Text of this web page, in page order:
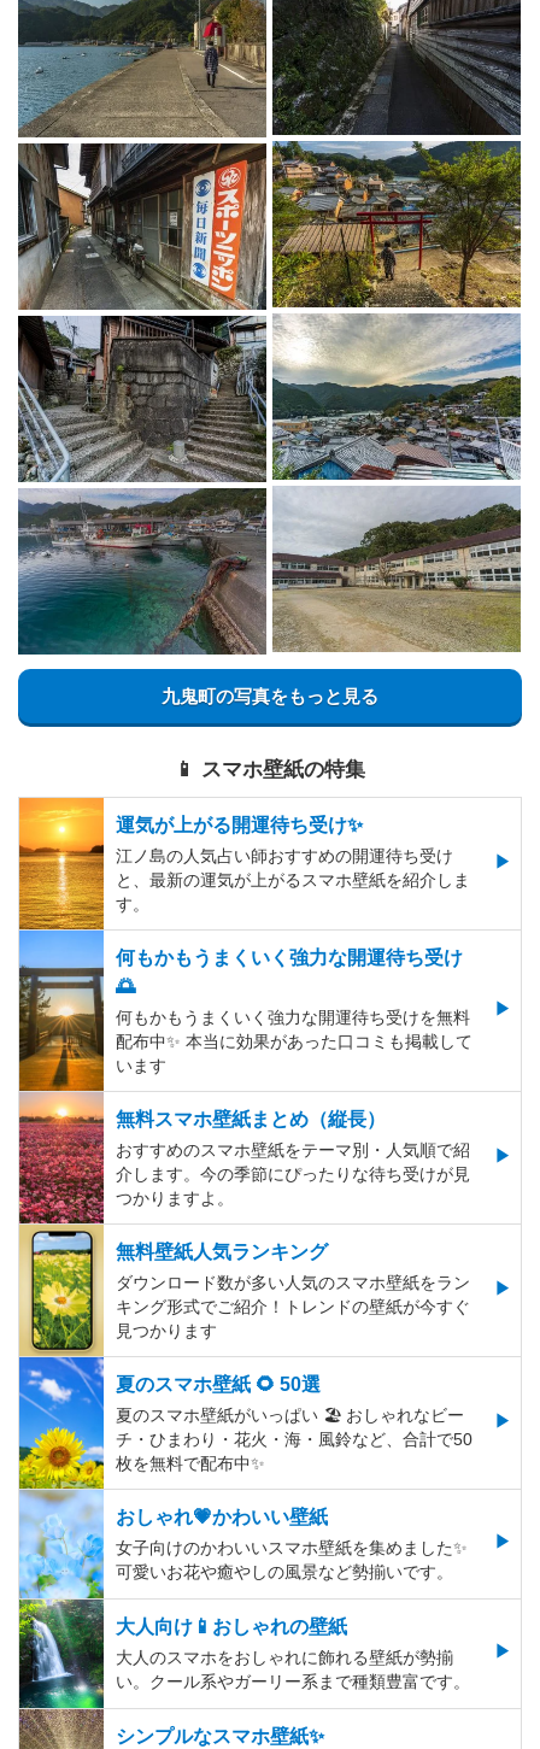
九鬼町の写真をもっと見る
📱 スマホ壁紙の特集
運気が上がる開運待ち受け✨
江ノ島の人気占い師おすすめの開運待ち受け
と、最新の運気が上がるスマホ壁紙を紹介しま
す。
何もかもうまくいく強力な開運待ち受け
🌅
何もかもうまくいく強力な開運待ち受けを無料
配布中✨️ 本当に効果があった口コミも掲載して
います
無料スマホ壁紙まとめ（縦長）
おすすめのスマホ壁紙をテーマ別・人気順で紹
介します。今の季節にぴったりな待ち受けが見
つかりますよ。
無料壁紙人気ランキング
ダウンロード数が多い人気のスマホ壁紙をラン
キング形式でご紹介！トレンドの壁紙が今すぐ
見つかります
夏のスマホ壁紙 🌻 50選
夏のスマホ壁紙がいっぱい 🏖 おしゃれなビー
チ・ひまわり・花火・海・風鈴など、合計で50
枚を無料で配布中✨
おしゃれ💗かわいい壁紙
女子向けのかわいいスマホ壁紙を集めました✨
可愛いお花や癒やしの風景など勢揃いです。
大人向け📱おしゃれの壁紙
大人のスマホをおしゃれに飾れる壁紙が勢揃
い。クール系やガーリー系まで種類豊富です。
シンプルなスマホ壁紙✨